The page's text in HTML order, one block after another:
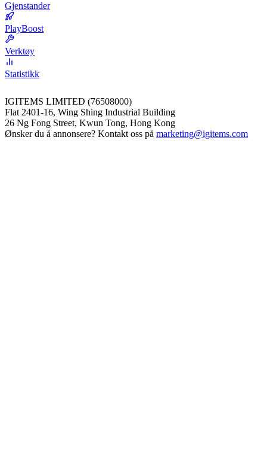
Gjenstander
PlayBoost
Verktøy
Statistikk
IGITEMS LIMITED (76508000)
Flat 2401-16, Wing Shing Industrial Building
26 Ng Fong Street, Kwun Tong, Hong Kong
Ønsker du å annonsere? Kontakt oss på marketing@igitems.com